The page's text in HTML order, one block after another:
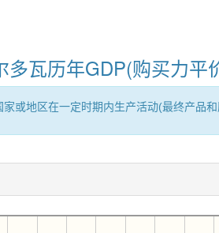
多瓦历年GDP(购买力平
或地区在一定时期内生产活动(最终产品